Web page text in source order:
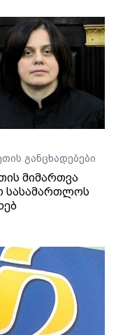
განცხადებები
მიმართვა
სასამართლოს